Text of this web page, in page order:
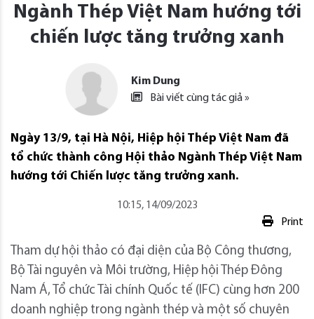
Ngành Thép Việt Nam hướng tới
chiến lược tăng trưởng xanh
Kim Dung
Bài viết cùng tác giả »
Ngày 13/9, tại Hà Nội, Hiệp hội Thép Việt Nam đã
tổ chức thành công Hội thảo Ngành Thép Việt Nam
hướng tới Chiến lược tăng trưởng xanh.
10:15, 14/09/2023
Print
Tham dự hội thảo có đại diện của Bộ Công thương,
Bộ Tài nguyên và Môi trường, Hiệp hội Thép Đông
Nam Á, Tổ chức Tài chính Quốc tế (IFC) cùng hơn 200
doanh nghiệp trong ngành thép và một số chuyên